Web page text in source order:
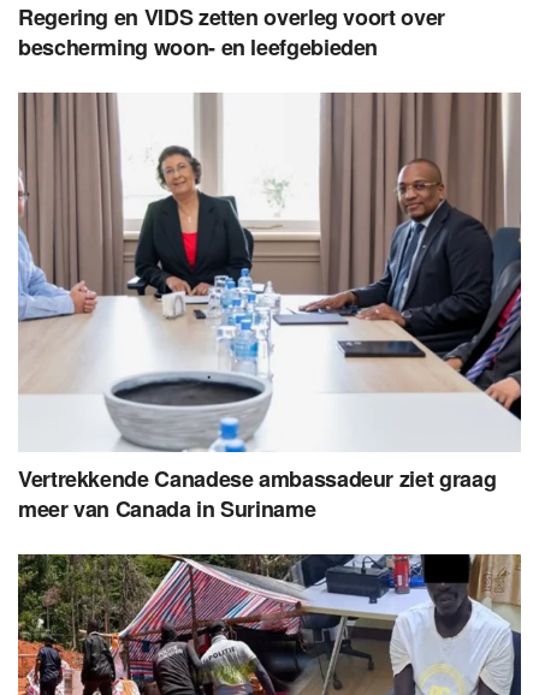
Regering en VIDS zetten overleg voort over
bescherming woon- en leefgebieden
Vertrekkende Canadese ambassadeur ziet graag
meer van Canada in Suriname